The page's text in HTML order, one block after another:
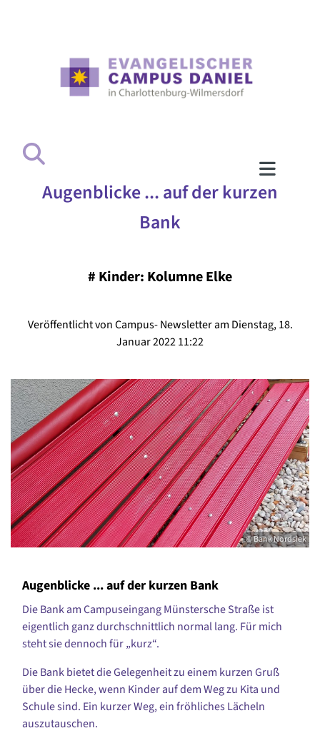
Augenblicke ... auf der kurzen
Bank
# Kinder: Kolumne Elke
Veröffentlicht von Campus- Newsletter am Dienstag, 18.
Januar 2022 11:22
© Bank Nordsiek
Augenblicke ... auf der kurzen Bank
Die Bank am Campuseingang Münstersche Straße ist
eigentlich ganz durchschnittlich normal lang. Für mich
steht sie dennoch für „kurz“.
Die Bank bietet die Gelegenheit zu einem kurzen Gruß
über die Hecke, wenn Kinder auf dem Weg zu Kita und
Schule sind. Ein kurzer Weg, ein fröhliches Lächeln
auszutauschen.